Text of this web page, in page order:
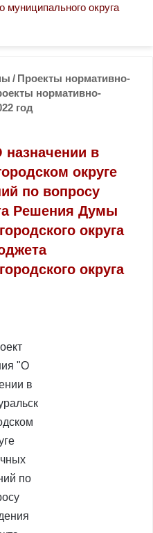
/ Проекты нормативно-
нормативно-
год
в
округе
по вопросу
Решения Думы
округа
округа